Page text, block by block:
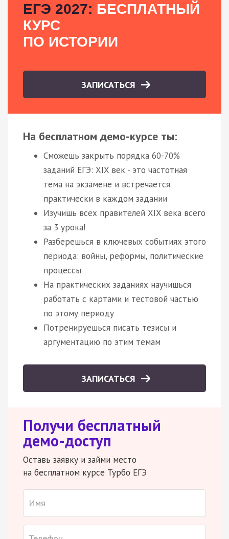
ЕГЭ 2027: БЕСПЛАТНЫЙ
КУРС
ПО ИСТОРИИ
ЗАПИСАТЬСЯ
На бесплатном демо-курсе ты:
Сможешь закрыть порядка 60-70%
заданий ЕГЭ: XIX век - это частотная
тема на экзамене и встречается
практически в каждом задании
Изучишь всех правителей XIX века всего
за 3 урока!
Разберешься в ключевых событиях этого
периода: войны, реформы, политические
процессы
На практических заданиях научишься
работать с картами и тестовой частью
по этому периоду
Потренируешься писать тезисы и
аргументацию по этим темам
ЗАПИСАТЬСЯ
Получи бесплатный
демо-доступ
Оставь заявку и займи место
на бесплатном курсе Турбо ЕГЭ